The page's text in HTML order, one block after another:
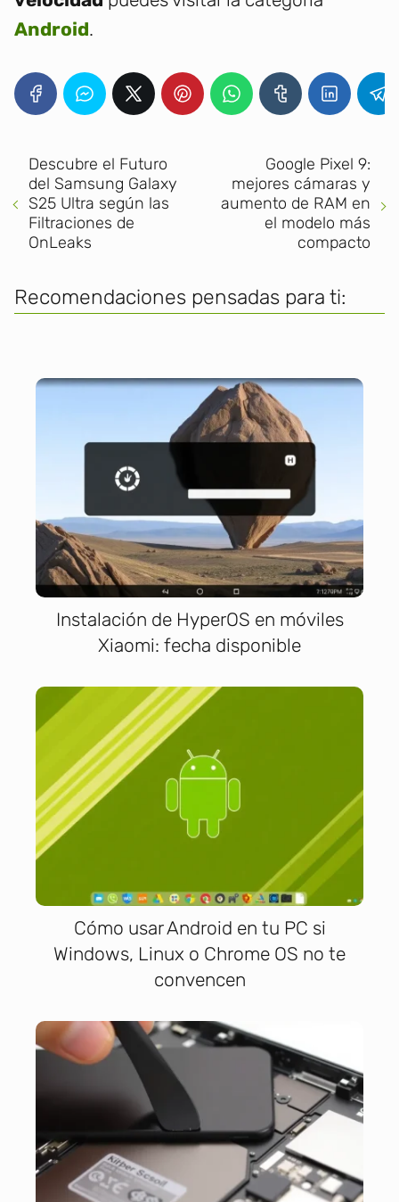
Android.
Descubre el Futuro
del Samsung Galaxy
S25 Ultra según las
Filtraciones de
OnLeaks
Google Pixel 9:
mejores cámaras y
aumento de RAM en
el modelo más
compacto
Recomendaciones pensadas para ti:
Instalación de HyperOS en móviles
Xiaomi: fecha disponible
Cómo usar Android en tu PC si
Windows, Linux o Chrome OS no te
convencen